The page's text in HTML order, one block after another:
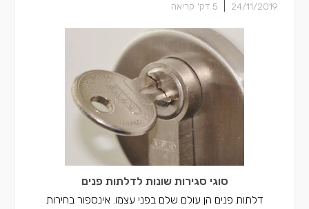
24/11/2019
5 דק' קריאה
סוגי סגירות שונות לדלתות פנים
דלתות פנים הן עולם שלם בפני עצמו. אינספור בחירות